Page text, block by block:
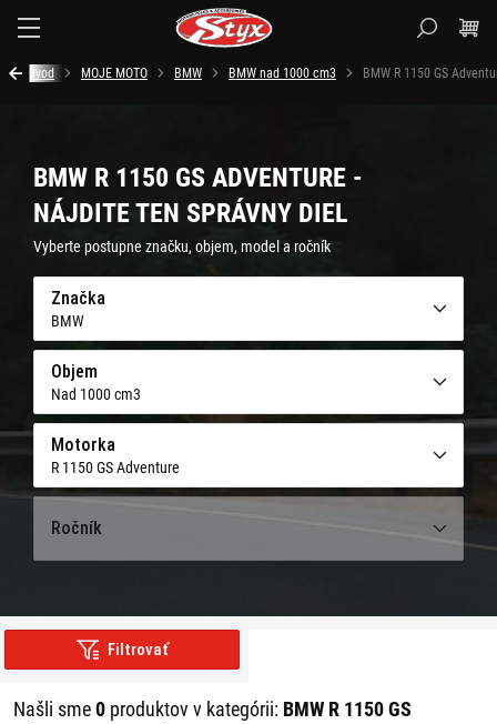
Úvod MOJE MOTO BMW BMW nad 1000 cm3 BMW R 1150 GS
BMW R 1150 GS ADVENTURE -
NÁJDITE TEN SPRÁVNY DIEL
Vyberte postupne značku, objem, model a ročník
Značka
BMW
Objem
Nad 1000 cm3
Motorka
R 1150 GS Adventure
Ročník
Filtrovať
Našli sme0 produktov v kategórii: BMW R 1150 GS